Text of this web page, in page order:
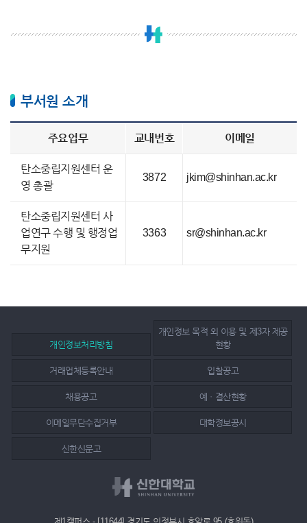
부서원 소개
주요업무 교내번호 이메일
탄소중립지원센터 운
영 총괄
3872 jkim@shinhan.ac.kr
탄소중립지원센터 사
업연구 수행 및 행정업
무지원
3363 sr@shinhan.ac.kr
개인정보처리방침
개인정보 목적 외 이용 및 제3자 제공
현황
거래업체등록안내 입찰공고
채용공고 예ㆍ결산현황
이메일무단수집거부 대학정보공시
신한신문고